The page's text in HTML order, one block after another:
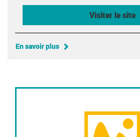
Visiter le site
En savoir plus